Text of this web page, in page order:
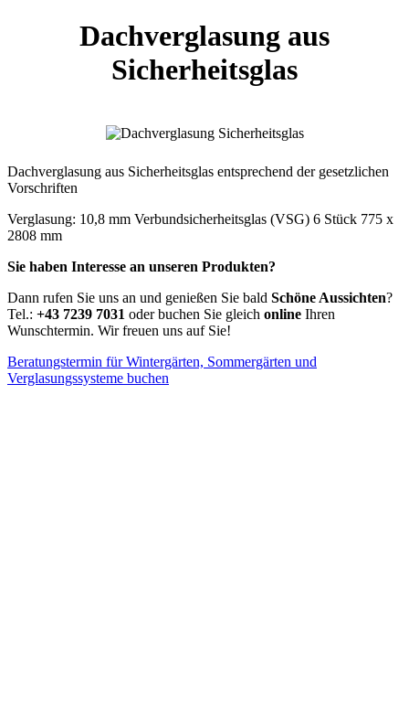
Dachverglasung aus
Sicherheitsglas
Dachverglasung aus Sicherheitsglas entsprechend der gesetzlichen
Vorschriften
Verglasung: 10,8 mm Verbundsicherheitsglas (VSG) 6 Stück 775 x
2808 mm
Sie haben Interesse an unseren Produkten?
Dann rufen Sie uns an und genießen Sie bald Schöne Aussichten?
Tel.: +43 7239 7031 oder buchen Sie gleich online Ihren
Wunschtermin. Wir freuen uns auf Sie!
Beratungstermin für Wintergärten, Sommergärten und
Verglasungssysteme buchen